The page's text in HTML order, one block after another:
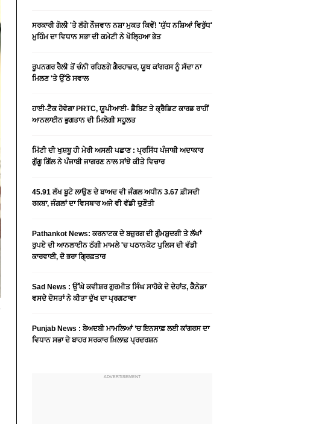
ਸਰਕਾਰੀ ਗੋਲੀ 'ਤੇ ਲੱਗੇ ਨੌਜਵਾਨ ਨਸ਼ਾ ਮੁਕਤ ਕਿਵੇਂ! 'ਯੁੱਧ ਨਸ਼ਿਆਂ ਵਿਰੁੱਧ'
ਮੁਹਿੰਮ ਦਾ ਵਿਧਾਨ ਸਭਾ ਦੀ ਕਮੇਟੀ ਨੇ ਖੋਲ੍ਹਿਆ ਭੇਤ
ਰੂਪਨਗਰ ਰੈਲੀ ਤੋਂ ਚੰਨੀ ਰਹਿਣਗੇ ਗੈਰਹਾਜ਼ਰ, ਯੂਥ ਕਾਂਗਰਸ ਨੂੰ ਸੱਦਾ ਨਾ
ਮਿਲਣ 'ਤੇ ਉੱਠੇ ਸਵਾਲ
ਹਾਈ-ਟੈਕ ਹੋਵੇਗਾ PRTC, ਯੂਪੀਆਈ- ਡੈਬਿਟ ਤੇ ਕ੍ਰੈਡਿਟ ਕਾਰਡ ਰਾਹੀਂ
ਆਨਲਾਈਨ ਭੁਗਤਾਨ ਦੀ ਮਿਲੇਗੀ ਸਹੂਲਤ
ਮਿੱਟੀ ਦੀ ਖੁਸ਼ਬੂ ਹੀ ਮੇਰੀ ਅਸਲੀ ਪਛਾਣ : ਪ੍ਰਸਿੱਧ ਪੰਜਾਬੀ ਅਦਾਕਾਰ
ਗੁੱਗੂ ਗਿੱਲ ਨੇ ਪੰਜਾਬੀ ਜਾਗਰਣ ਨਾਲ ਸਾਂਝੇ ਕੀਤੇ ਵਿਚਾਰ
45.91 ਲੱਖ ਬੂਟੇ ਲਾਉਣ ਦੇ ਬਾਅਦ ਵੀ ਜੰਗਲ ਅਧੀਨ 3.67 ਫ਼ੀਸਦੀ
ਰਕਬਾ, ਜੰਗਲਾਂ ਦਾ ਵਿਸਥਾਰ ਅਜੇ ਵੀ ਵੱਡੀ ਚੁਣੌਤੀ
Pathankot News: ਕਰਨਾਟਕ ਦੇ ਬਜ਼ੁਰਗ ਦੀ ਗੁੰਮਸ਼ੁਦਗੀ ਤੇ ਲੱਖਾਂ
ਰੁਪਏ ਦੀ ਆਨਲਾਈਨ ਠੱਗੀ ਮਾਮਲੇ 'ਚ ਪਠਾਨਕੋਟ ਪੁਲਿਸ ਦੀ ਵੱਡੀ
ਕਾਰਵਾਈ, ਦੋ ਭਰਾ ਗ੍ਰਿਫ਼ਤਾਰ
Sad News : ਉੱਘੇ ਕਵੀਸ਼ਰ ਗੁਰਮੀਤ ਸਿੰਘ ਸਾਹੋਕੇ ਦੇ ਦੇਹਾਂਤ, ਕੈਨੇਡਾ
ਵਸਦੇ ਦੋਸਤਾਂ ਨੇ ਕੀਤਾ ਦੁੱਖ ਦਾ ਪ੍ਰਗਟਾਵਾ
Punjab News : ਬੇਅਦਬੀ ਮਾਮਲਿਆਂ ’ਚ ਇਨਸਾਫ਼ ਲਈ ਕਾਂਗਰਸ ਦਾ
ਵਿਧਾਨ ਸਭਾ ਦੇ ਬਾਹਰ ਸਰਕਾਰ ਖ਼ਿਲਾਫ਼ ਪ੍ਰਦਰਸ਼ਨ